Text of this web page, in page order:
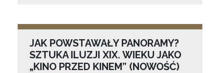
JAK POWSTAWAŁY PANORAMY?
SZTUKA ILUZJI XIX. WIEKU JAKO
„KINO PRZED KINEM” (NOWOŚĆ)